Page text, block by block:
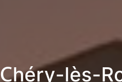
Chéry-lès-